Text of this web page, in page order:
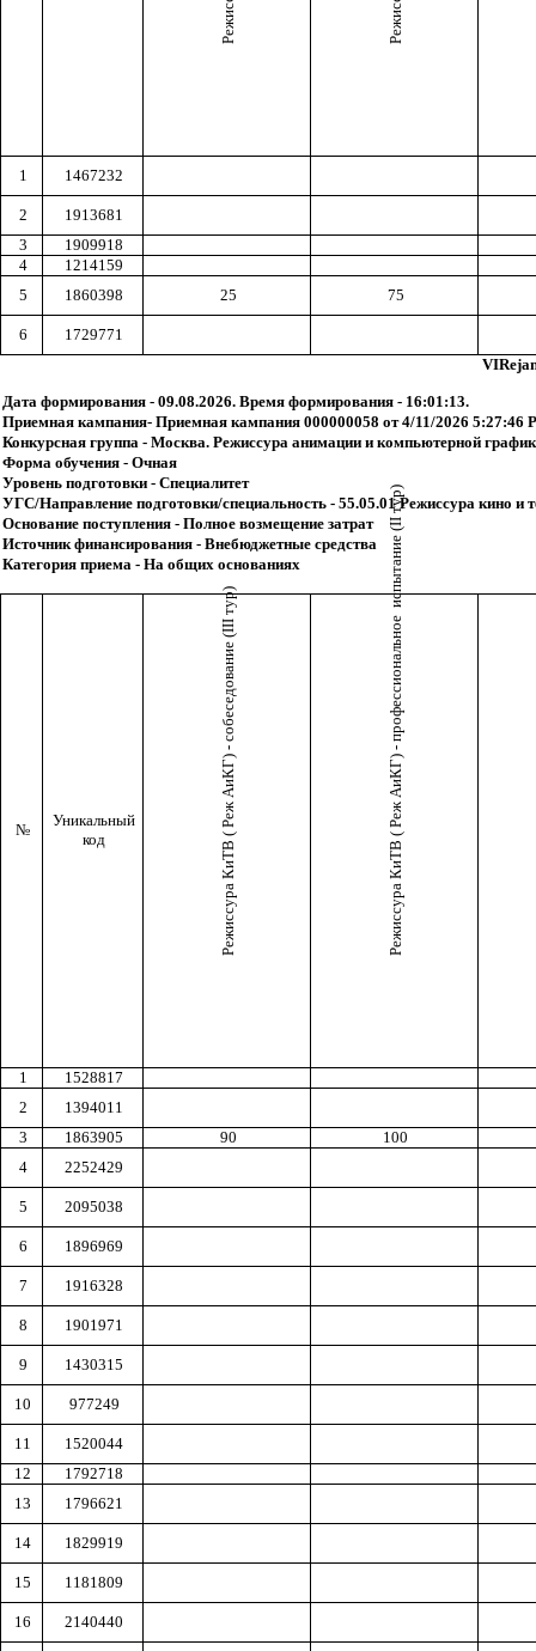
1 1467232
2
1913681
3
1909918
4
1214159
5
1860398 25 75
6
1729771
Дата формирования - 09.08.2026. Время формирования - 16:01:13.
Приемная кампания- Приемная кампания 000000058 от 4/11/2026 5:27:46
Конкурсная группа - Москва. Режиссура анимации и компьютерной
Форма обучения - Очная
Уровень подготовки - Специалитет
УГС/Направление подготовки/специальность - 55.05.01 Режиссура кино и
Основание поступления - Полное возмещение затрат
Источник финансирования - Внебюджетные средства
Категория приема - На общих основаниях
№
Уникальный
код
Режиссура КиТВ ( Реж АиКГ) - собеседование (III тур) Режиссура КиТВ ( Реж АиКГ) - профессиональное испытание (II тур)
1
1528817
2
1394011
3
1863905 90
100
4
2252429
5 2095038
6 1896969
7 1916328
8 1901971
9 1430315
10 977249
11
1520044
12
1792718
13
1796621
14 1829919
15 1181809
16 2140440